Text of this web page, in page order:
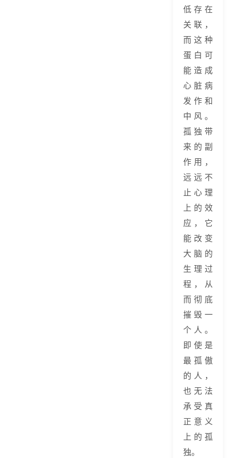
低存在
关联，
而这种
蛋白可
能造成
心脏病
发作和
中风。
孤独带
来的副
作用，
远远不
止心理
上的效
应，它
能改变
大脑的
生理过
程，从
而彻底
摧毁一
个人。
即使是
最孤傲
的人，
也无法
承受真
正意义
上的孤
独。